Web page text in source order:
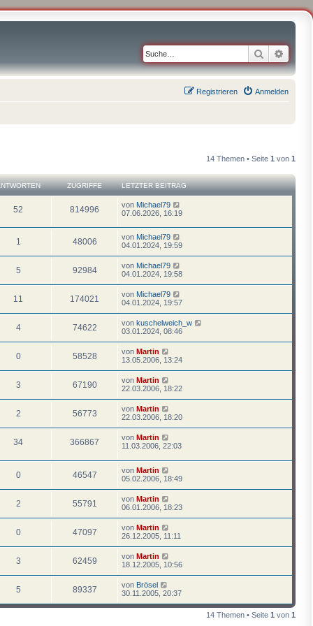
Suche
Anmelden
Registrieren
14 Themen • Seite 1 von 1
ZUGRIFFE LETZTER BEITRAG
52 814996 von Michael79
07.06.2026, 16:19
1 48006 von Michael79
04.01.2024, 19:59
5 92984 von Michael79
04.01.2024, 19:58
11 174021 von Michael79
04.01.2024, 19:57
4 74622 von kuschelweich_w
03.01.2024, 08:46
0 58528 von Martin
13.05.2006, 13:24
3 67190 von Martin
22.03.2006, 18:22
2 56773 von Martin
22.03.2006, 18:20
34 366867 von Martin
11.03.2006, 22:03
0 46547 von Martin
05.02.2006, 18:49
2 55791 von Martin
06.01.2006, 18:23
0 47097 von Martin
26.12.2005, 11:11
3 62459 von Martin
18.12.2005, 10:56
5 89337 von Brösel
30.11.2005, 20:37
14 Themen • Seite 1 von 1